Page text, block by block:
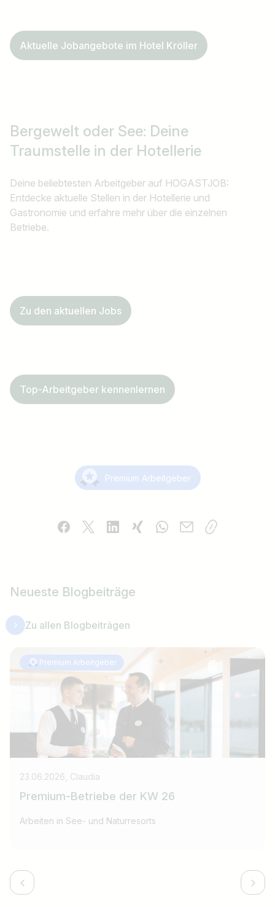
Aktuelle Jobangebote im Hotel Kröller
Bergewelt oder See: Deine
Traumstelle in der Hotellerie
Deine beliebtesten Arbeitgeber auf HOGASTJOB:
Entdecke aktuelle Stellen in der Hotellerie und
Gastronomie und erfahre mehr über die einzelnen
Betriebe.
Zu den aktuellen Jobs
Top-Arbeitgeber kennenlernen
Premium Arbeitgeber
Neueste Blogbeiträge
Zu allen Blogbeiträgen
Premium Arbeitgeber
23.06.2026, Claudia
Premium-Betriebe der KW 26
Arbeiten in See- und Naturresorts